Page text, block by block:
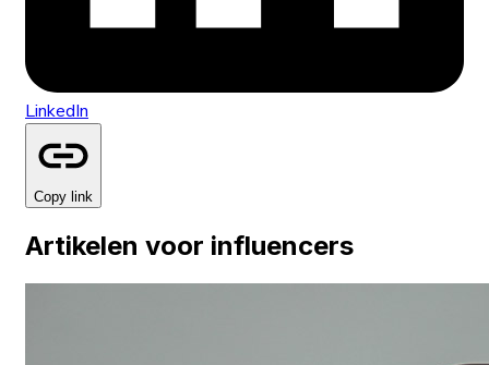
LinkedIn
Copy link
Artikelen voor influencers